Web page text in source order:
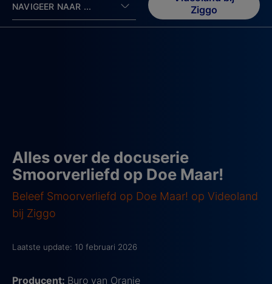
NAVIGEER NAAR ...
Ziggo
Alles over de docuserie
Smoorverliefd op Doe Maar!
Beleef Smoorverliefd op Doe Maar! op Videoland
bij Ziggo
Laatste update: 10 februari 2026
Producent: Buro van Oranje